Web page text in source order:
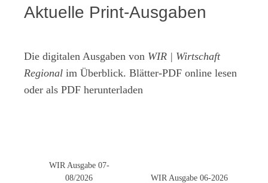
Aktuelle Print-Ausgaben
Die digitalen Ausgaben von WIR | Wirtschaft
Regional im Überblick. Blätter-PDF online lesen
oder als PDF herunterladen
WIR Ausgabe 07-
08/2026
WIR Ausgabe 06-2026